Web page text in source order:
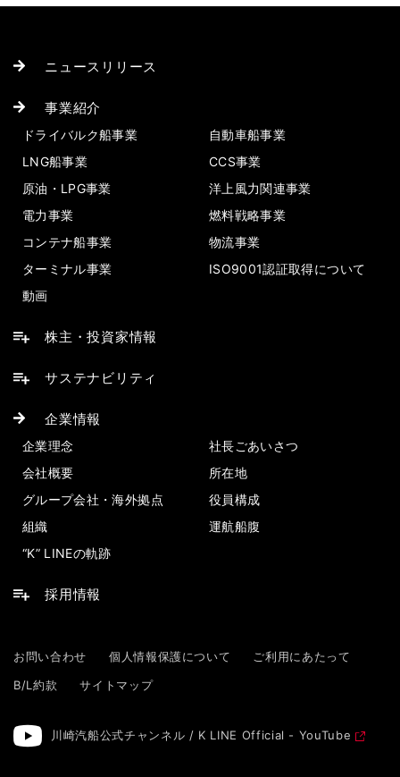
ニュースリリース
事業紹介
ドライバルク船事業
自動車船事業
LNG船事業
CCS事業
原油・LPG事業
洋上風力関連事業
電力事業
燃料戦略事業
コンテナ船事業
物流事業
ターミナル事業
ISO9001認証取得について
動画
株主・投資家情報
サステナビリティ
企業情報
企業理念
社長ごあいさつ
会社概要
所在地
グループ会社・海外拠点
役員構成
組織
運航船腹
“K” LINEの軌跡
採用情報
お問い合わせ 個人情報保護について
ご利用にあたって
B/L約款
サイトマップ
川崎汽船公式チャンネル / K LINE Official - YouTube